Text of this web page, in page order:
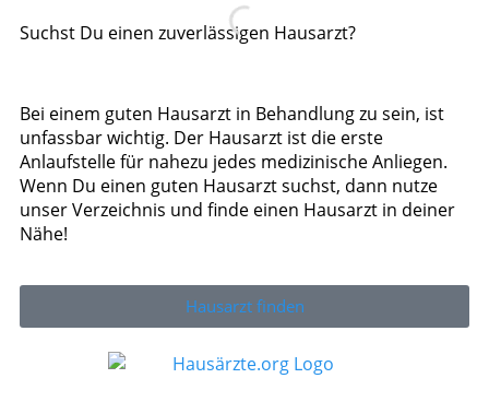
Suchst Du einen zuverlässigen Hausarzt?
Bei einem guten Hausarzt in Behandlung zu sein, ist
unfassbar wichtig. Der Hausarzt ist die erste
Anlaufstelle für nahezu jedes medizinische Anliegen.
Wenn Du einen guten Hausarzt suchst, dann nutze
unser Verzeichnis und finde einen Hausarzt in deiner
Nähe!
Hausarzt finden